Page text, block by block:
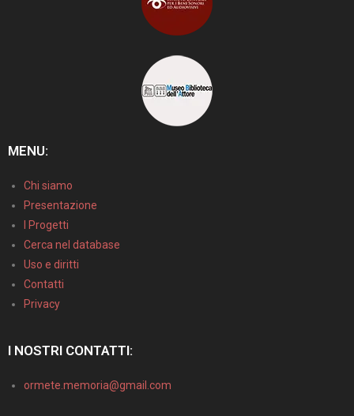
MENU:
Chi siamo
Presentazione
I Progetti
Cerca nel database
Uso e diritti
Contatti
Privacy
I NOSTRI CONTATTI:
ormete.memoria@gmail.com